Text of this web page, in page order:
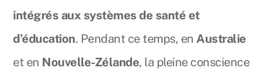
intégrés aux systèmes de santé et
d’éducation. Pendant ce temps, enAustralie
et en Nouvelle-Zélande, la pleine conscience